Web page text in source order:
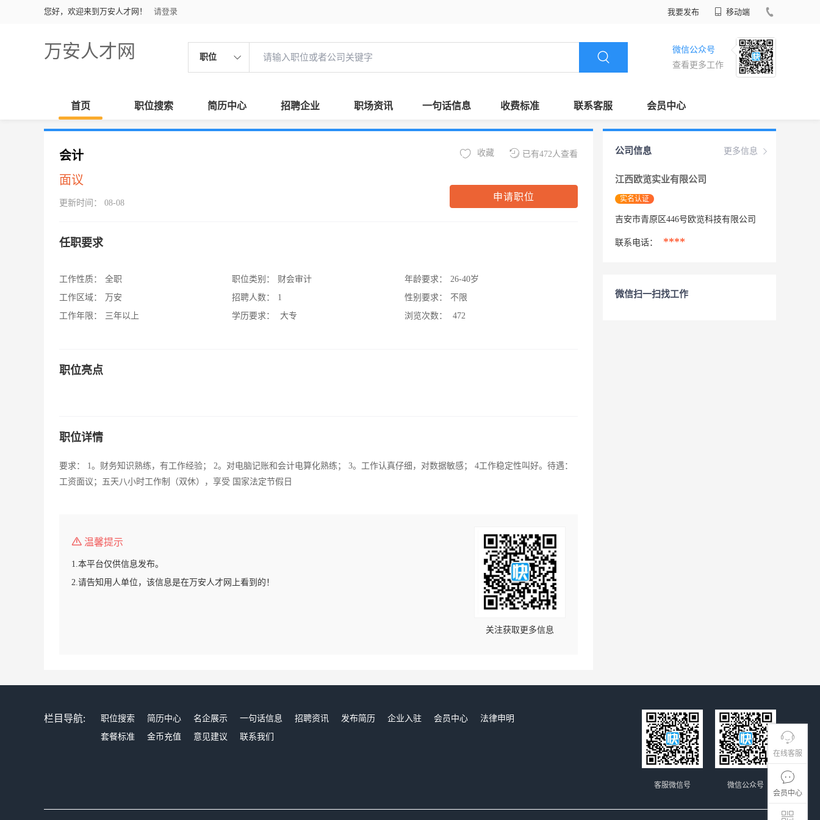
您好，欢迎来到万安人才网！ 请登录 我要发布 移动端
万安人才网 职位
微信公众号
查看更多工作
首页 职位搜索 简历中心 招聘企业 职场资讯 一句话信息 收费标准 联系客服 会员中心
在线客服
会员中心
会计
面议
更新时间： 08-08
已有472人查看
收藏
申请职位
任职要求
工作性质：
全职
工作区域：
万安
工作年限：
三年以上
职位类别：
财会审计
招聘人数：
1
学历要求：
大专
年龄要求：
26-40岁
性别要求：
不限
浏览次数：
472
职位亮点
职位详情
要求： 1。财务知识熟练，有工作经验； 2。对电脑记账和会计电算化熟练； 3。工作认真仔细，对数据敏感； 4工作稳定性叫好。待遇：
工资面议；五天八小时工作制（双休），享受 国家法定节假日
温馨提示
1.本平台仅供信息发布。
2.请告知用人单位，该信息是在万安人才网上看到的！
关注获取更多信息
更多信息
公司信息
江西欧览实业有限公司
实名认证
吉安市青原区446号欧览科技有限公司
联系电话： ****
微信扫一扫找工作
栏目导航: 职位搜索 简历中心 名企展示 一句话信息 招聘资讯 发布简历 企业入驻 会员中心
法律申明
套餐标准
金币充值 意见建议 联系我们
微信公众号
客服微信号